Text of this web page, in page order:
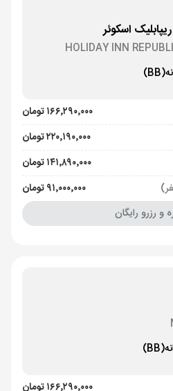
اسکوئر
HOLIDAY INN
(BB)
۱۶۶٬۲۹۰٬۰۰۰ تومان
۲۲۰٬۱۹۰٬۰۰۰ تومان
۱۴۱٬۸۹۰٬۰۰۰ تومان
۹۱٬۰۰۰٬۰۰۰ تومان
و رزرو رایگان
(BB)
۱۶۶٬۲۹۰٬۰۰۰ تومان